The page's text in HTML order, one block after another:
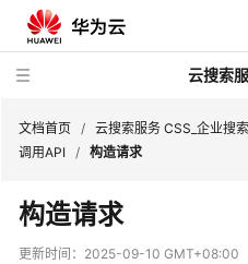
云搜索
产
文档首页 / 云搜索服务 CSS_企业搜
调用API / 构造请求
构造请求
更新时间： 2025-09-10 GMT+08:00